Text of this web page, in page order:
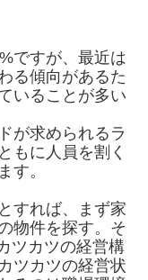
ですが、最近は
る傾向があるた
いることが多い
が求められるラ
もに人員を割く
す。
すれば、まず家
物件を探す。そ
ツカツの経営構
ツカツの経営状